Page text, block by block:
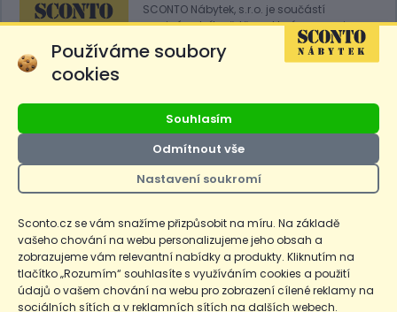
SCONTO Nábytek, s.r.o. je součástí
mezinárodního řetězce, který provozuje
obchodní domy
Sconto.
Ceny produktů na e-shopu sconto.cz jsou označeny následovně. Běžná
cena je cena bez označení, *Cena pro členy SCONTO Clubu, **Akční
dnů před prvním zlevněním. Dle zákona o ochraně spotřebitele §12a je
uvedená Běžná cena současně i nejnižší za 30 dní, pokud není Nejnižší
Běžná cena za 30 dní uvedena samostatně na detailu produktu.
CopyrightOchrana osobních údajůCookiesNastavení cookies
Používáme soubory
cookies
Souhlasím
Odmítnout vše
Nastavení soukromí
Sconto.cz se vám snažíme přizpůsobit na míru. Na základě
vašeho chování na webu personalizujeme jeho obsah a
zobrazujeme vám relevantní nabídky a produkty. Kliknutím na
tlačítko „Rozumím“ souhlasíte s využíváním cookies a použití
údajů o vašem chování na webu pro zobrazení cílené reklamy na
sociálních sítích a v reklamních sítích na dalších webech.